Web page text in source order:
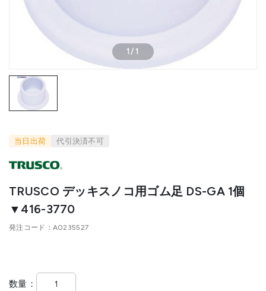
1/ 1
当日出荷 代引決済不可
TRUSCO デッキスノコ用ゴム足 DS-GA 1個
▼416-3770
発注コード A0235527
数量